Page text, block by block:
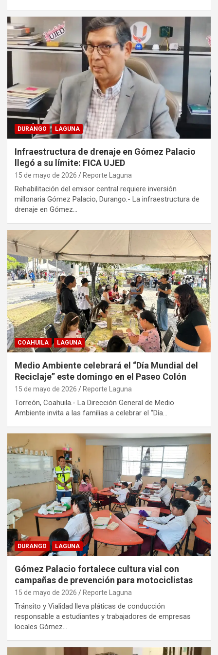
DURANGO LAGUNA
Infraestructura de drenaje en Gómez Palacio
llegó a su límite: FICA UJED
15 de mayo de 2026 Reporte Laguna
Rehabilitación del emisor central requiere inversión
millonaria Gómez Palacio, Durango.- La infraestructura de
drenaje en Gómez…
COAHUILA LAGUNA
Medio Ambiente celebrará el “Día Mundial del
Reciclaje” este domingo en el Paseo Colón
15 de mayo de 2026 Reporte Laguna
Torreón, Coahuila.- La Dirección General de Medio
Ambiente invita a las familias a celebrar el “Día…
DURANGO LAGUNA
Gómez Palacio fortalece cultura vial con
campañas de prevención para motociclistas
15 de mayo de 2026 Reporte Laguna
Tránsito y Vialidad lleva pláticas de conducción
responsable a estudiantes y trabajadores de empresas
locales Gómez…